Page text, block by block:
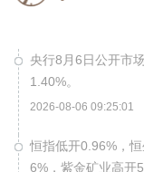
央行8月6日公开市
1.40%。
2026-08-06 09:25:01
恒指低开0.96%，
6%，紫金矿业高开